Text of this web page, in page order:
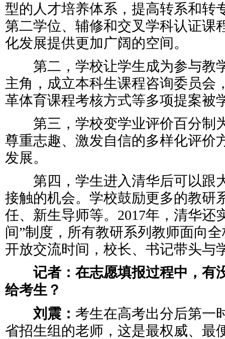
型的人才培养体系，提高转系和转
第二学位、辅修和交叉学科认证课
化发展提供更加广阔的空间。
第二，学校让学生成为参与教
主角，成立本科生课程咨询委员会
革体育课程考核方式等多项提案被
第三，学校变学业评价百分制
尊重志趣、激发自信的多样化评价
发展。
第四，学生进入清华后可以跟
接触的机会。学校鼓励更多的教研
任、新生导师等。2017年，清华还
间”制度，所有教研系列教师面向
开放交流时间，校长、书记带头与
记者：在志愿填报过程中，有
给考生？
刘震： 考生在高考出分后第一
省招生组的老师，这是最权威、最